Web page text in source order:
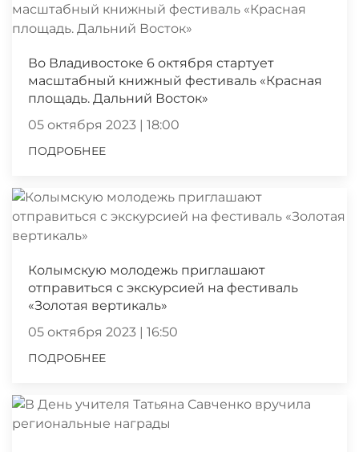
Во Владивостоке 6 октября стартует
масштабный книжный фестиваль «Красная
площадь. Дальний Восток»
05 октября 2023 | 18:00
ПОДРОБНЕЕ
Колымскую молодежь приглашают
отправиться с экскурсией на фестиваль
«Золотая вертикаль»
05 октября 2023 | 16:50
ПОДРОБНЕЕ